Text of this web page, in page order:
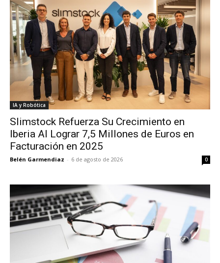
IA y Robótica
Slimstock Refuerza Su Crecimiento en
Iberia Al Lograr 7,5 Millones de Euros en
Facturación en 2025
Belén Garmendiaz - 6 de agosto de 2026 0